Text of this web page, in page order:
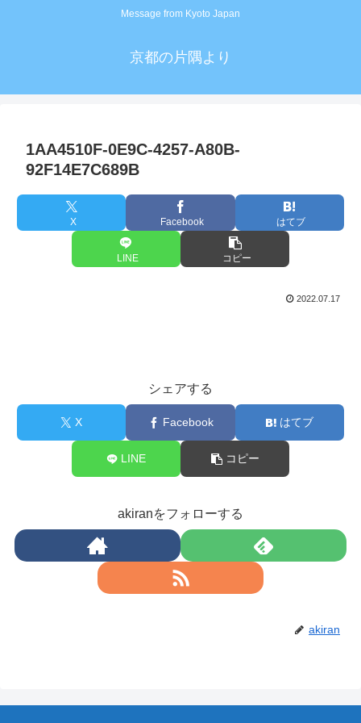
Message from Kyoto Japan
京都の片隅より
1AA4510F-0E9C-4257-A80B-
92F14E7C689B
X Facebook はてブ
LINE コピー
2022.07.17
シェアする
X Facebook はてブ
LINE コピー
akiranをフォローする
akiran